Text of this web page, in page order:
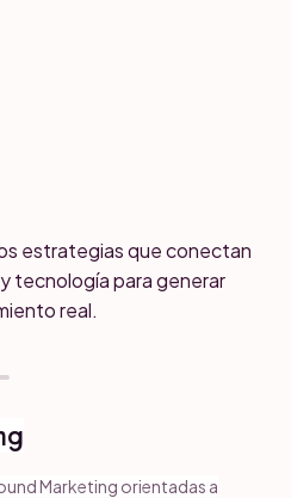
estrategias que conectan
tecnología para generar
real.
Marketing orientadas a